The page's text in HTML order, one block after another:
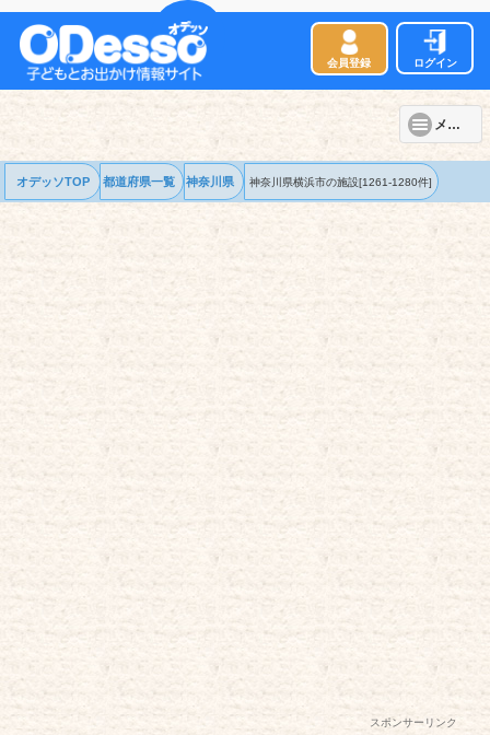
会員登録 ログイン
メニュー
オデッソTOP 都道府県一覧 神奈川県 神奈川県横浜市の施設[1261-1280件]
スポンサーリンク